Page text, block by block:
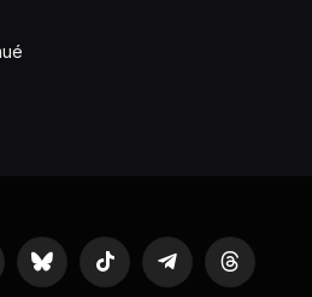
Bluesky TikTok TelegramThreads